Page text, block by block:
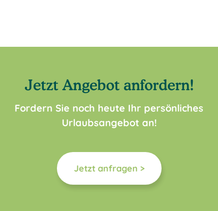
Jetzt Angebot anfordern!
Fordern Sie noch heute Ihr persönliches
Urlaubsangebot an!
Jetzt anfragen >